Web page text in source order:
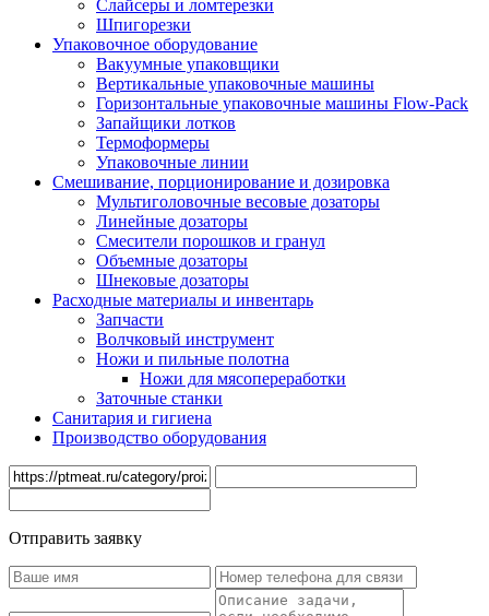
Слайсеры и ломтерезки
Шпигорезки
Упаковочное оборудование
Вакуумные упаковщики
Вертикальные упаковочные машины
Горизонтальные упаковочные машины Flow-Pack
Запайщики лотков
Термоформеры
Упаковочные линии
Смешивание, порционирование и дозировка
Мультиголовочные весовые дозаторы
Линейные дозаторы
Смесители порошков и гранул
Объемные дозаторы
Шнековые дозаторы
Расходные материалы и инвентарь
Запчасти
Волчковый инструмент
Ножи и пильные полотна
Ножи для мясопереработки
Заточные станки
Санитария и гигиена
Производство оборудования
Отправить заявку